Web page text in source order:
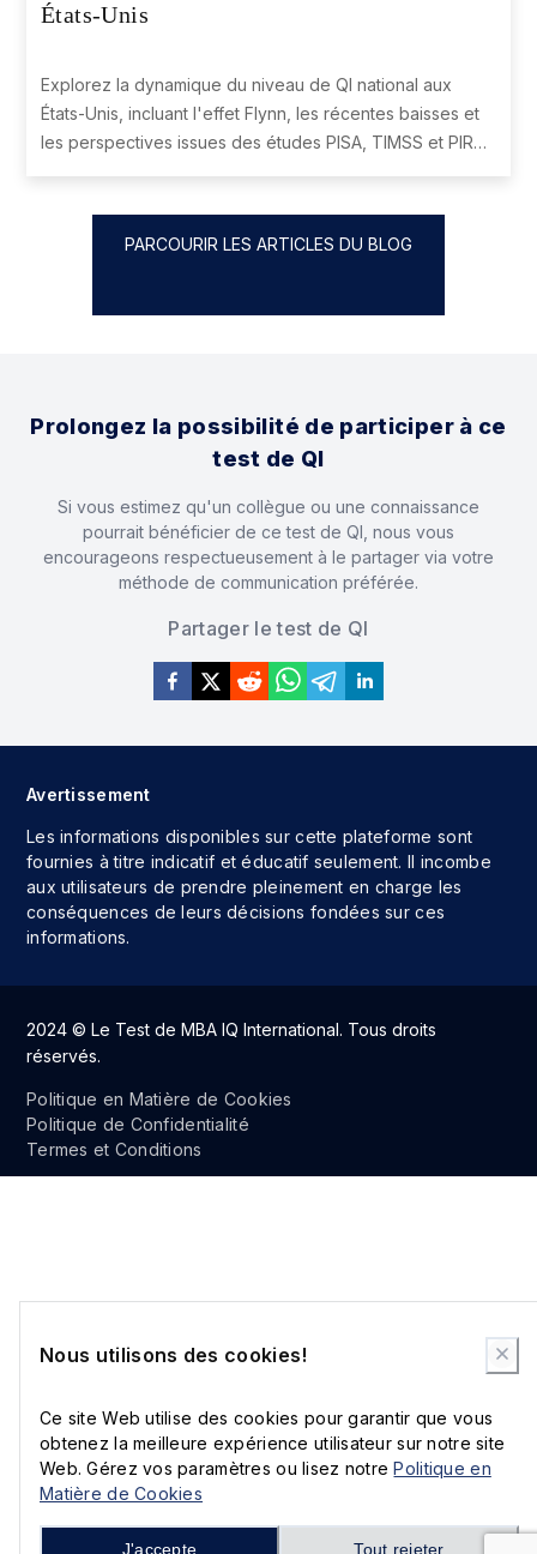
42 Hungary 98.07
Portugal
45 Montenegro 97.95
Estonia 97.89
Jordan
48 Egypt 97.68
49 Lebanon 97.68
50
51
52 Norway
54 Algeria
55 Nepal 97.26
États-Unis
Explorez la dynamique du niveau de QI national aux
États-Unis, incluant l'effet Flynn, les récentes baisses et
les perspectives issues des études PISA, TIMSS et PIRLS.
PARCOURIR LES ARTICLES DU BLOG
Prolongez la possibilité de participer à ce
test de QI
Si vous estimez qu'un collègue ou une connaissance
pourrait bénéficier de ce test de QI, nous vous
encourageons respectueusement à le partager via votre
méthode de communication préférée.
Partager le test de QI
Avertissement
Les informations disponibles sur cette plateforme sont
fournies à titre indicatif et éducatif seulement. Il incombe
aux utilisateurs de prendre pleinement en charge les
conséquences de leurs décisions fondées sur ces
informations.
2024 © Le Test de MBA IQ International. Tous droits
réservés.
Politique en Matière de Cookies
Politique de Confidentialité
Termes et Conditions
Nous utilisons des cookies!
Ce site Web utilise des cookies pour garantir que vous
obtenez la meilleure expérience utilisateur sur notre site
Web. Gérez vos paramètres ou lisez notre Politique en
Matière de Cookies
J'accepte Tout rejeter